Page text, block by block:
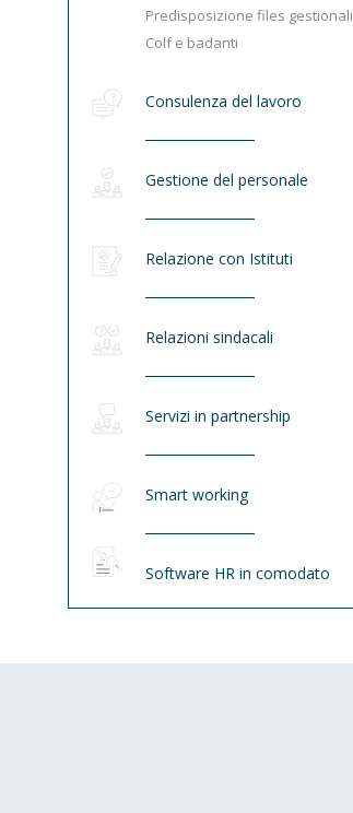
Predisposizione files gestionali
Colf e badanti
Consulenza del lavoro
Gestione del personale
Relazione con Istituti
Relazioni sindacali
Servizi in partnership
Smart working
Software HR in comodato